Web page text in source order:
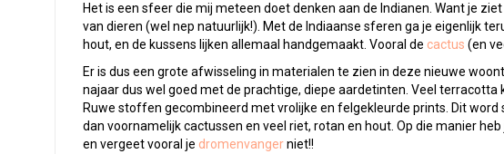
Het is een sfeer die mij meteen doet denken aan de Indianen. Want je
van dieren (wel nep natuurlijk!). Met de Indiaanse sferen ga je eigenlijk
hout, en de kussens lijken allemaal handgemaakt. Vooral de cactus (en
Er is dus een grote afwisseling in materialen te zien in deze nieuwe
najaar dus wel goed met de prachtige, diepe aardetinten. Veel terracotta
Ruwe stoffen gecombineerd met vrolijke en felgekleurde prints. Dit
dan voornamelijk cactussen en veel riet, rotan en hout. Op die manier
en vergeet vooral je dromenvangerniet!!